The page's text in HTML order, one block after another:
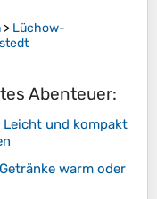
> Lüchow-
Abenteuer:
Leicht und kompakt
warm oder